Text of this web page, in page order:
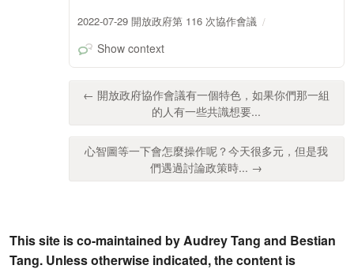
2022-07-29 開放政府第 116 次協作會議
Show context
← 開放政府協作會議有一個特色，如果你們那一組
的人有一些共識想要...
心智圖等一下會怎麼操作呢？今天很多元，但是我
們遇過討論政策時... →
This site is co-maintained by Audrey Tang and Bestian
Tang. Unless otherwise indicated, the content is